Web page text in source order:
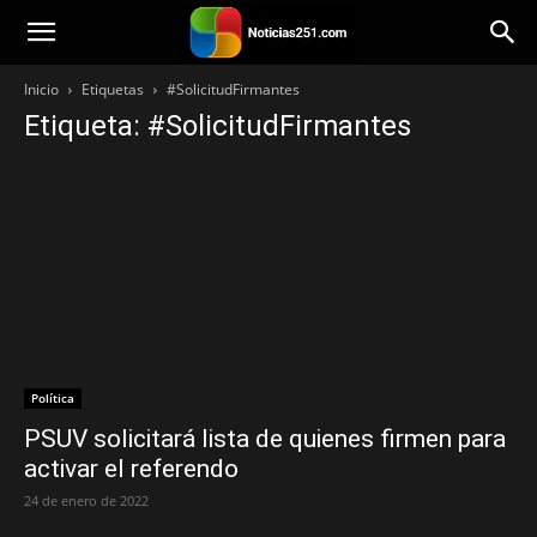
Noticias251
Inicio Etiquetas #SolicitudFirmantes
Etiqueta: #SolicitudFirmantes
Política
PSUV solicitará lista de quienes firmen para
activar el referendo
24 de enero de 2022